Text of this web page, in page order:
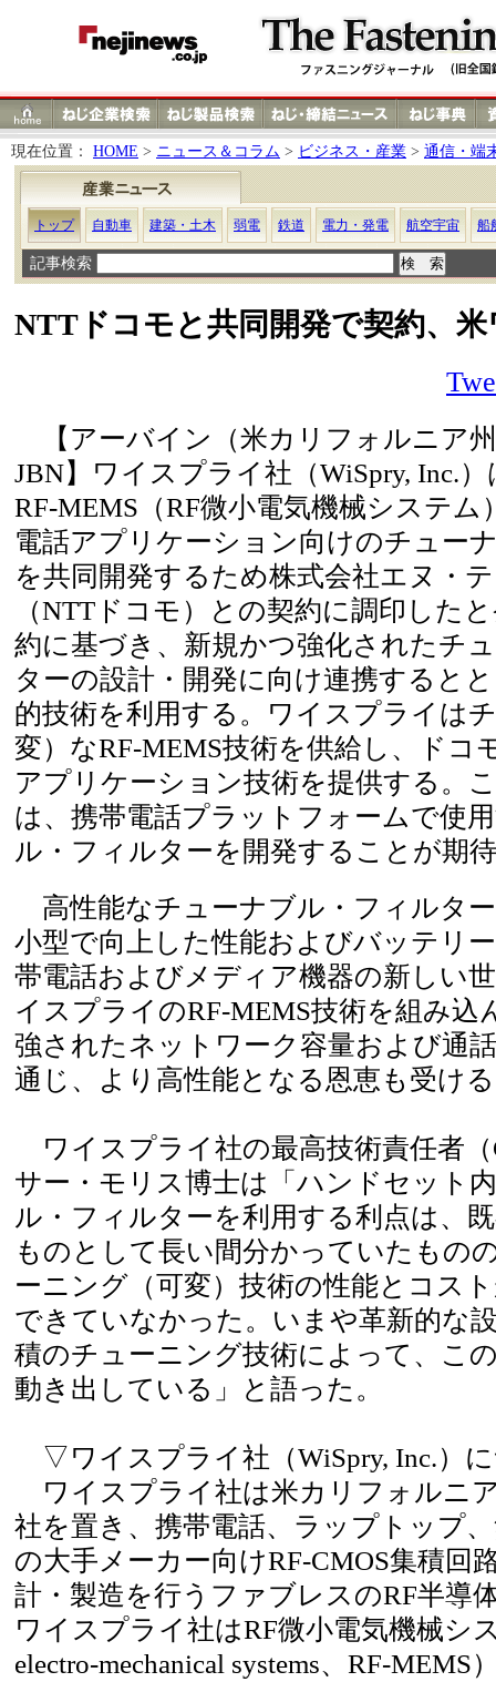
現在位置： HOME > ニュース＆コラム > ビジネス・産業 > 通信・端
トップ 自動車 建築・土木 弱電 鉄道 電力・発電 航空宇宙 船
記事検索
NTTドコモと共同開発で契約、
【アーバイン（米カリフォルニア
JBN】ワイスプライ社（WiSpry, Inc.
RF-MEMS（RF微小電気機械システ
電話アプリケーション向けのチュー
を共同開発するため株式会社エヌ・
（NTTドコモ）との契約に調印した
約に基づき、新規かつ強化されたチ
ターの設計・開発に向け連携すると
的技術を利用する。ワイスプライは
変）なRF-MEMS技術を供給し、ドコ
アプリケーション技術を提供する。
は、携帯電話プラットフォームで使
ル・フィルターを開発することが期
高性能なチューナブル・フィルタ
小型で向上した性能およびバッテリ
帯電話およびメディア機器の新しい
イスプライのRF-MEMS技術を組み込
強されたネットワーク容量および通
通じ、より高性能となる恩恵も受け
ワイスプライ社の最高技術責任者
サー・モリス博士は「ハンドセット
ル・フィルターを利用する利点は、
ものとして長い間分かっていたもの
ーニング（可変）技術の性能とコス
できていなかった。いまや革新的な
積のチューニング技術によって、こ
動き出している」と語った。
▽ワイスプライ社（WiSpry, Inc.）
ワイスプライ社は米カリフォルニ
社を置き、携帯電話、ラップトップ
の大手メーカー向けRF-CMOS集積回
計・製造を行うファブレスのRF半導
ワイスプライ社はRF微小電気機械シ
electro-mechanical systems、RF-